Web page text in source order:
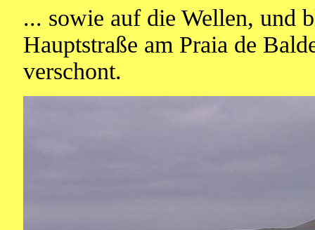
... sowie auf die Wellen, und
Hauptstraße am Praia de
verschont.